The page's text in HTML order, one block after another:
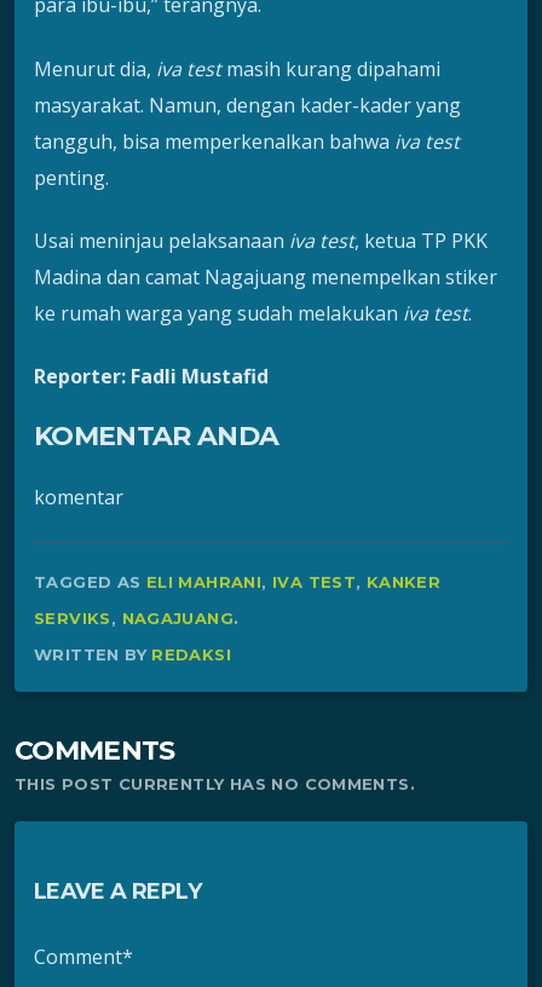
Menurut dia, iva testmasih kurang dipahami
masyarakat. Namun, dengan kader-kader yang
tangguh, bisa memperkenalkan bahwa iva test
penting.
Usai meninjau pelaksanaan iva test, ketua TP PKK
Madina dan camat Nagajuang menempelkan stiker
ke rumah warga yang sudah melakukan iva test.
Reporter: Fadli Mustafid
KOMENTAR ANDA
komentar
TAGGED AS ELI MAHRANI, IVA TEST, KANKER
SERVIKS, NAGAJUANG.
WRITTEN BY REDAKSI
COMMENTS
THIS POST CURRENTLY HAS NO COMMENTS.
LEAVE A REPLY
Comment*